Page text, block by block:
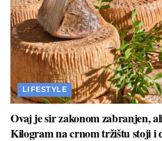
LIFESTYLE
Ovaj je sir zakonom zabranjen,
Kilogram na crnom tržištu stoji i